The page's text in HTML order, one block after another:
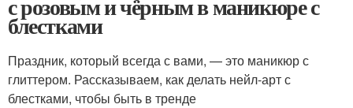
с розовым и чёрным в маникюре с
блестками
Праздник, который всегда с вами, — это маникюр с
глиттером. Рассказываем, как делать нейл-арт с
блестками, чтобы быть в тренде